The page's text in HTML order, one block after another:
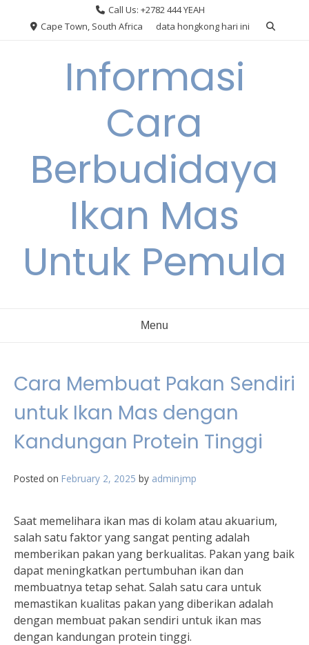
Call Us: +2782 444 YEAH
Cape Town, South Africa
data hongkong hari ini
Informasi
Cara
Berbudidaya
Ikan Mas
Untuk Pemula
Menu
Cara Membuat Pakan Sendiri
untuk Ikan Mas dengan
Kandungan Protein Tinggi
Posted on February 2, 2025 by adminjmp
Saat memelihara ikan mas di kolam atau akuarium,
salah satu faktor yang sangat penting adalah
memberikan pakan yang berkualitas. Pakan yang baik
dapat meningkatkan pertumbuhan ikan dan
membuatnya tetap sehat. Salah satu cara untuk
memastikan kualitas pakan yang diberikan adalah
dengan membuat pakan sendiri untuk ikan mas
dengan kandungan protein tinggi.